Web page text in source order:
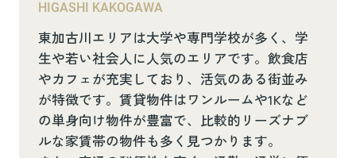
HIGASHI KAKOGAWA
東加古川エリアは大学や専門学校が多く、学
生や若い社会人に人気のエリアです。飲食店
やカフェが充実しており、活気のある街並み
が特徴です。賃貸物件はワンルームや1Kなど
の単身向け物件が豊富で、比較的リーズナブ
ルな家賃帯の物件も多く見つかります。